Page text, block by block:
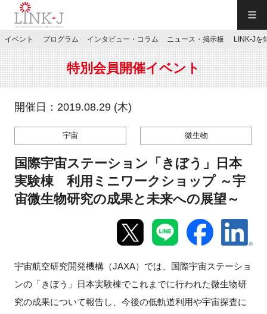
JP／EN
特別会員専用メニュー
施設ご予約
新規登録
イベント プログラム インタビュー・コラム ニュース・掲示板 LINK-Jを
特別会員開催イベント
開催日：2019.08.29 (木)
宇宙 微生物
国際宇宙ステーション「きぼう」日本
実験棟 利用ミニワークショップ ～宇
宙微生物研究の成果と未来への展望～
宇宙航空研究開発機構（JAXA）では、国際宇宙ステーショ
ンの「きぼう」日本実験棟でこれまでに行われた微生物研
究の成果について報告し、今後の低軌道利用や宇宙探査に